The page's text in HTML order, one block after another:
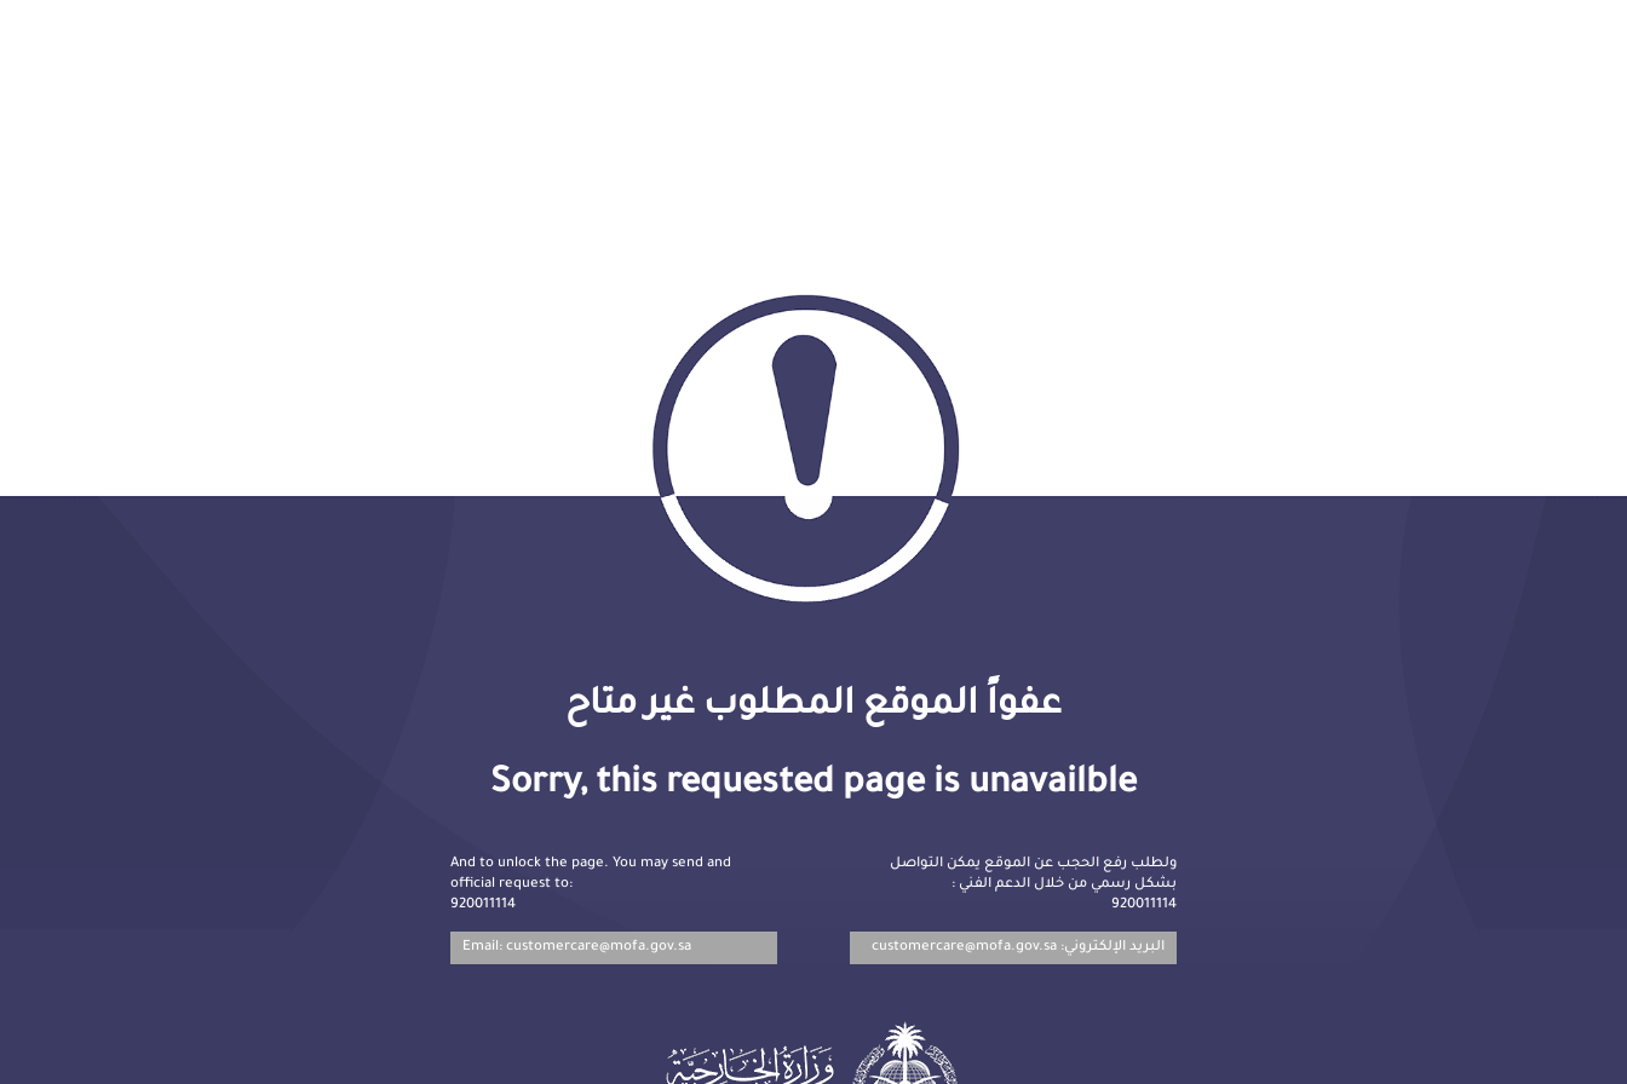
عفواً الموقع المطلوب غير متاح
Sorry, this requested page is unavailble
ولطلب رفع الحجب عن الموقع يمكن التواصل
بشكل رسمي من خلال الدعم الفني :
920011114
البريد الإلكتروني: customercare@mofa.gov.sa
And to unlock the page. You may send and
official request to:
920011114
Email: customercare@mofa.gov.sa